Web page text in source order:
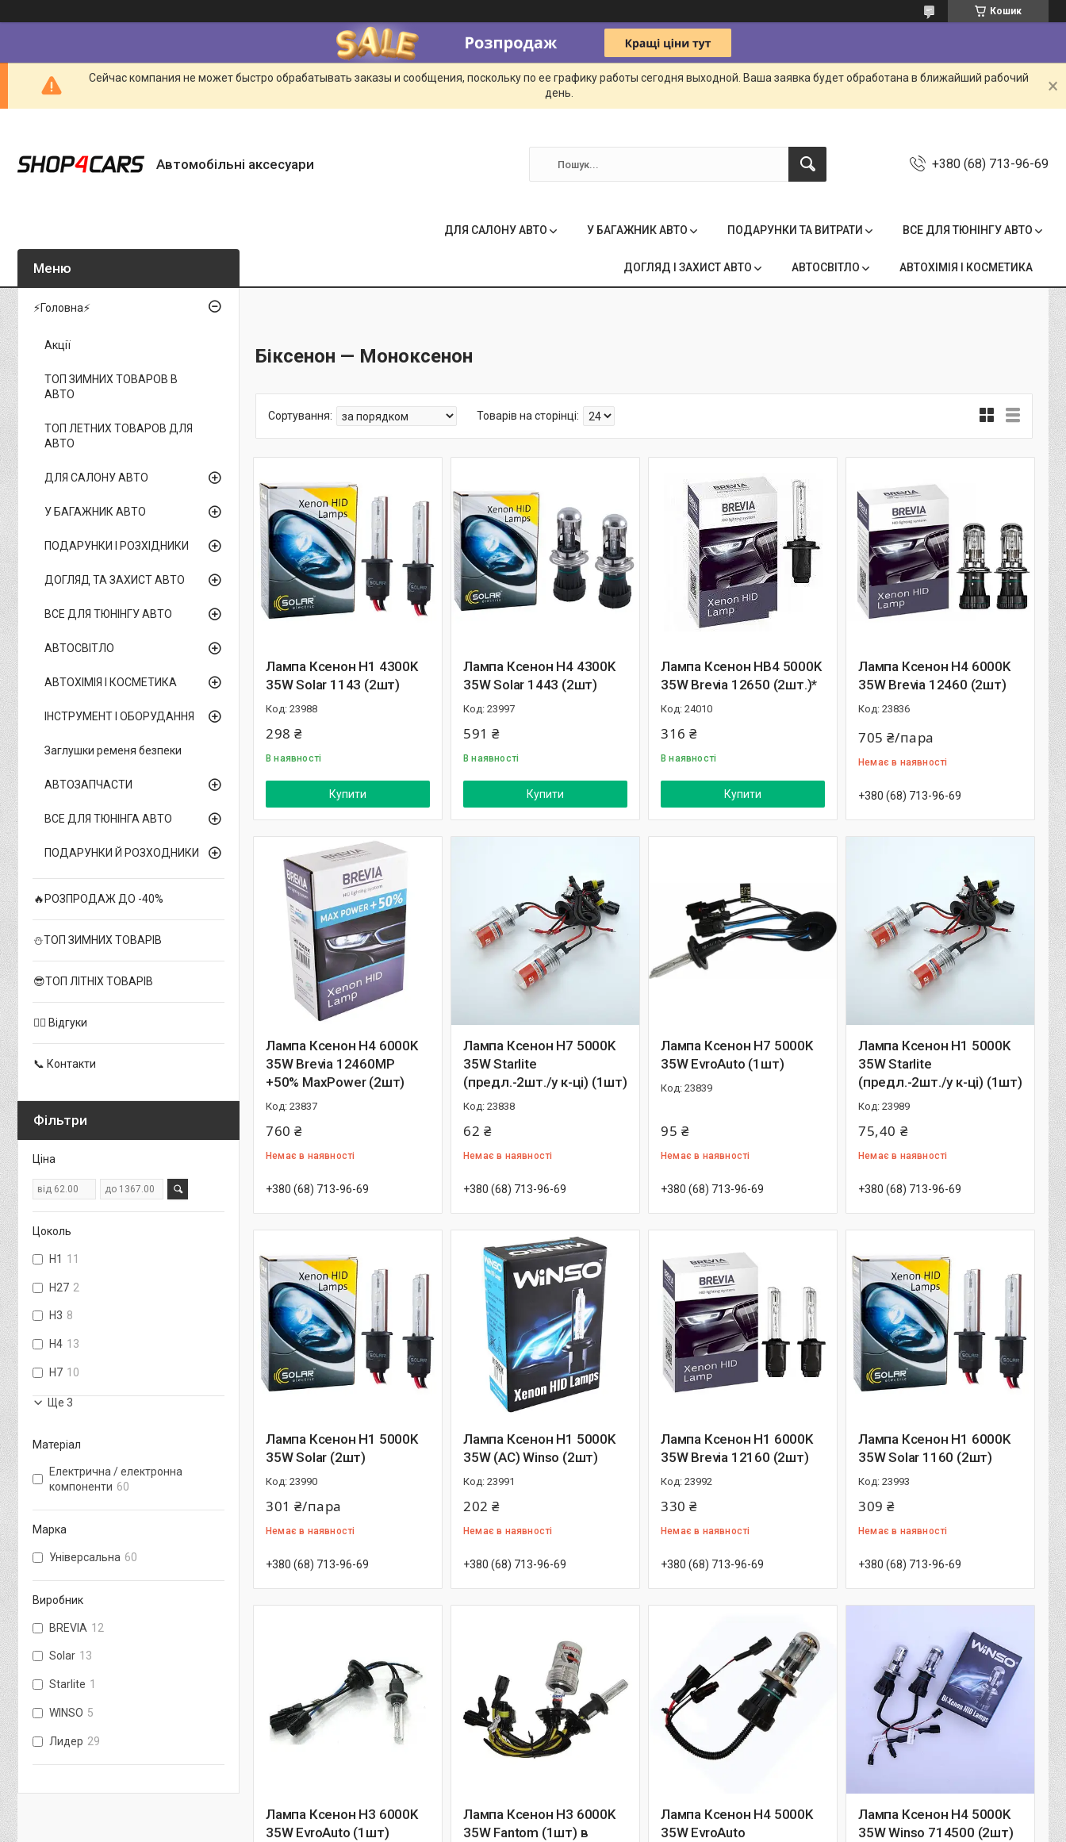
Кошик
Сейчас компания не может быстро обрабатывать заказы и сообщения, поскольку по ее графику работы сегодня выходной. Ваша заявка будет обработана в ближайший рабочий
день.
Автомобільні аксесуари +380 (68) 713-96-69
ДЛЯ САЛОНУ АВТО У БАГАЖНИК АВТО ПОДАРУНКИ ТА ВИТРАТИ ВСЕ ДЛЯ ТЮНІНГУ АВТО
ДОГЛЯД І ЗАХИСТ АВТО АВТОСВІТЛО АВТОХІМІЯ І КОСМЕТИКА
Біксенон — Моноксенон
Лампа Ксенон H1 4300K
35W Solar 1143 (2шт)
23988
298 ₴
В наявності
Купити
Лампа Ксенон H4 4300K
35W Solar 1443 (2шт)
23997
591 ₴
В наявності
Купити
Лампа Ксенон HB4 5000K
35W Brevia 12650 (2шт.)*
24010
316 ₴
В наявності
Купити
Лампа Ксенон H4 6000K
35W Brevia 12460 (2шт)
23836
705 ₴/пара
Немає в наявності
+380 (68) 713-96-69
Лампа Ксенон H4 6000K
35W Brevia 12460MP
+50% MaxPower (2шт)
23837
760 ₴
Немає в наявності
+380 (68) 713-96-69
Лампа Ксенон H7 5000K
35W Starlite
(предл.-2шт./у к-ці) (1шт)
23838
62 ₴
Немає в наявності
+380 (68) 713-96-69
Лампа Ксенон H7 5000K
35W EvroAuto (1шт)
23839
95 ₴
Немає в наявності
+380 (68) 713-96-69
Лампа Ксенон H1 5000K
35W Starlite
(предл.-2шт./у к-ці) (1шт)
23989
75,40 ₴
Немає в наявності
+380 (68) 713-96-69
Лампа Ксенон H1 5000K
35W Solar (2шт)
23990
301 ₴/пара
Немає в наявності
+380 (68) 713-96-69
Лампа Ксенон H1 5000K
35W (АС) Winso (2шт)
23991
202 ₴
Немає в наявності
+380 (68) 713-96-69
Лампа Ксенон H1 6000K
35W Brevia 12160 (2шт)
23992
330 ₴
Немає в наявності
+380 (68) 713-96-69
Лампа Ксенон H1 6000K
35W Solar 1160 (2шт)
23993
309 ₴
Немає в наявності
+380 (68) 713-96-69
Лампа Ксенон H3 6000K
35W EvroAuto (1шт)
Лампа Ксенон H3 6000K
35W Fantom (1шт) в
Лампа Ксенон H4 5000K
35W EvroAuto
Лампа Ксенон H4 5000K
35W Winso 714500 (2шт)
⚡Головна⚡
Акції
ТОП ЗИМНИХ ТОВАРОВ В
АВТО
ТОП ЛЕТНИХ ТОВАРОВ ДЛЯ
АВТО
ДЛЯ САЛОНУ АВТО
У БАГАЖНИК АВТО
ПОДАРУНКИ І РОЗХІДНИКИ
ДОГЛЯД ТА ЗАХИСТ АВТО
ВСЕ ДЛЯ ТЮНІНГУ АВТО
АВТОСВІТЛО
АВТОХІМІЯ І КОСМЕТИКА
ІНСТРУМЕНТ І ОБОРУДАННЯ
Заглушки ременя безпеки
АВТОЗАПЧАСТИ
ВСЕ ДЛЯ ТЮНІНГА АВТО
ПОДАРУНКИ Й РОЗХОДНИКИ
🔥РОЗПРОДАЖ ДО -40%
⛄ТОП ЗИМНИХ ТОВАРІВ
😎ТОП ЛІТНІХ ТОВАРІВ
✍🏻 Відгуки
📞 Контакти
Фільтри
Ціна
Цоколь
H1 11
H27 2
H3 8
H4 13
H7 10
Ще 3
Матеріал
Електрична / електронна
компоненти 60
Марка
Універсальна 60
Виробник
BREVIA 12
Solar 13
Starlite 1
WINSO 5
Лидер 29